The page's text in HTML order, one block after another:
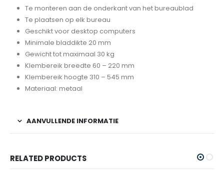
Te monteren aan de onderkant van het bureaublad
Te plaatsen op elk bureau
Geschikt voor desktop computers
Minimale bladdikte 20 mm
Gewicht tot maximaal 30 kg
Klembereik breedte 60 – 220 mm
Klembereik hoogte 310 – 545 mm
Materiaal: metaal
AANVULLENDE INFORMATIE
RELATED PRODUCTS